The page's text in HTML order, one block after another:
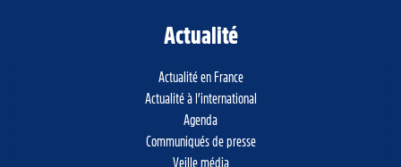
Actualité
Actualité en France
Actualité à l’international
Agenda
Communiqués de presse
Veille média